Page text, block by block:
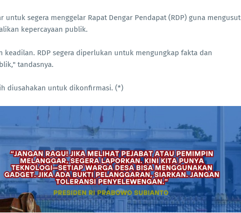
untuk segera menggelar Rapat Dengar Pendapat (RDP) guna mengusut
kepercayaan publik.
keadilan. RDP segera diperlukan untuk mengungkap fakta dan
tandasnya.
diusahakan untuk dikonfirmasi. (*)